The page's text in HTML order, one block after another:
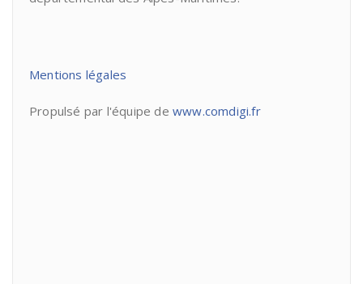
Mentions légales
Propulsé par l'équipe de www.comdigi.fr